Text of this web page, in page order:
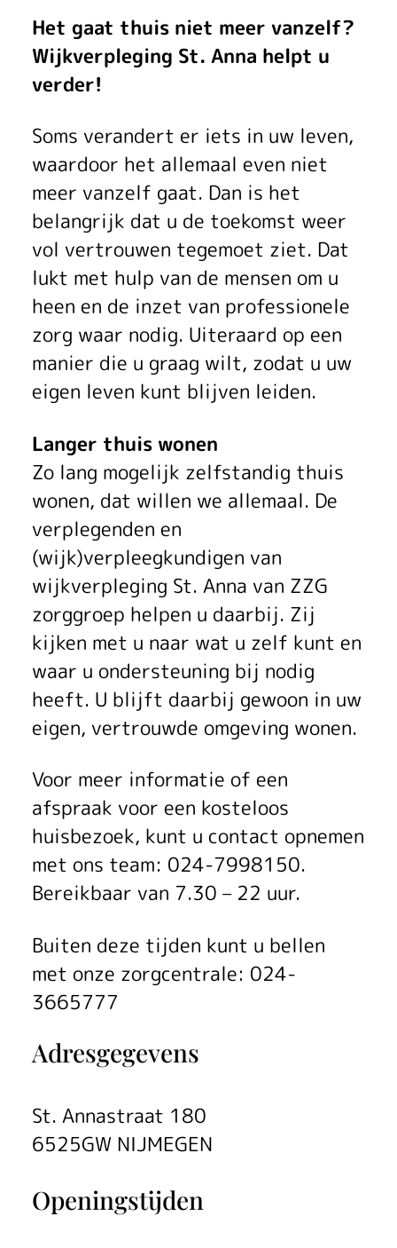
Z
Z
G
Z
o
r
g
g
r
o
e
p
Het gaat thuis niet meer vanzelf?
Wijkverpleging St. Anna helpt u
verder!
Soms verandert er iets in uw leven,
waardoor het allemaal even niet
meer vanzelf gaat. Dan is het
belangrijk dat u de toekomst weer
vol vertrouwen tegemoet ziet. Dat
lukt met hulp van de mensen om u
heen en de inzet van professionele
zorg waar nodig. Uiteraard op een
manier die u graag wilt, zodat u uw
eigen leven kunt blijven leiden.
Langer thuis wonen
Zo lang mogelijk zelfstandig thuis
wonen, dat willen we allemaal. De
verplegenden en
(wijk)verpleegkundigen van
wijkverpleging St. Anna van ZZG
zorggroep helpen u daarbij. Zij
kijken met u naar wat u zelf kunt en
waar u ondersteuning bij nodig
heeft. U blijft daarbij gewoon in uw
eigen, vertrouwde omgeving wonen.
Voor meer informatie of een
afspraak voor een kosteloos
huisbezoek, kunt u contact opnemen
met ons team: 024-7998150.
Bereikbaar van 7.30 – 22 uur.
Buiten deze tijden kunt u bellen
met onze zorgcentrale: 024-
3665777
Adresgegevens
St. Annastraat 180
6525GW NIJMEGEN
Openingstijden